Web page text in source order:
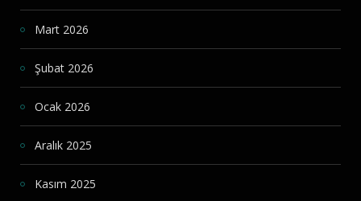
Mart 2026
Şubat 2026
Ocak 2026
Aralık 2025
Kasım 2025